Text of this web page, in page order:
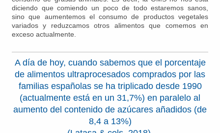
diciendo que comiendo un poco de todo estaremos sanos,
sino que aumentemos el consumo de productos vegetales
variados y reduzcamos otros alimentos que comemos en
exceso actualmente.
A día de hoy, cuando sabemos que el porcentaje
de alimentos ultraprocesados comprados por las
familias españolas se ha triplicado desde 1990
(actualmente está en un 31,7%) en paralelo al
aumento del contenido de azúcares añadidos (de
8,4 a 13%)